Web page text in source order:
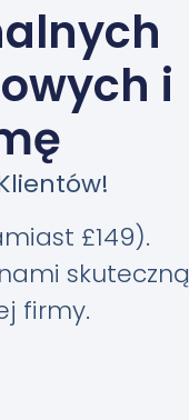
i
£149).
skuteczną
firmy.